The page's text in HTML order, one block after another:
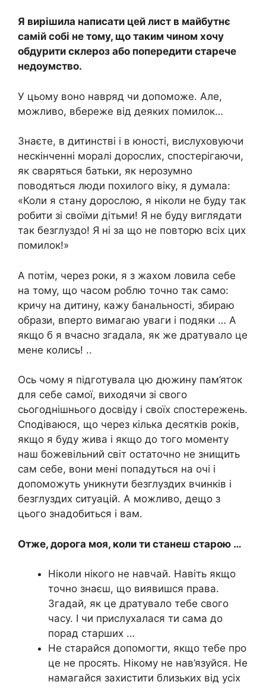
Я вирішила написати цей лист в майбутнє
самій собі не тому, що таким чином хочу
обдурити склероз або попередити старече
недоумство.
У цьому воно навряд чи допоможе. Але,
можливо, вбереже від деяких помилок…
Знаєте, в дитинстві і в юності, вислуховуючи
нескінченні моралі дорослих, спостерігаючи,
як сваряться батьки, як нерозумно
поводяться люди похилого віку, я думала:
«Коли я стану дорослою, я ніколи не буду так
робити зі своїми дітьми! Я не буду виглядати
так безглуздо! Я ні за що не повторю всіх цих
помилок!»
А потім, через роки, я з жахом ловила себе
на тому, що часом роблю точно так само:
кричу на дитину, кажу банальності, збираю
образи, вперто вимагаю уваги і подяки … А
якщо б я вчасно згадала, як же дратувало це
мене колись! ..
Ось чому я підготувала цю дюжину пам’яток
для себе самої, виходячи зі свого
сьогоднішнього досвіду і своїх спостережень.
Сподіваюся, що через кілька десятків років,
якщо я буду жива і якщо до того моменту
наш божевільний світ остаточно не знищить
сам себе, вони мені попадуться на очі і
допоможуть уникнути безглуздих вчинків і
безглуздих ситуацій. А можливо, дещо з
цього знадобиться і вам.
Отже, дорога моя, коли ти станеш старою …
Ніколи нікого не навчай. Навіть якщо
точно знаєш, що виявишся права.
Згадай, як це дратувало тебе свого
часу. І чи прислухалася ти сама до
порад старших …
Не старайся допомогти, якщо тебе про
це не просять. Нікому не нав’язуйся. Не
намагайся захистити близьких від усіх